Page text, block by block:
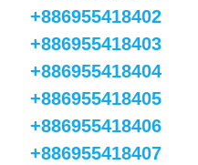
+886955418402
+886955418403
+886955418404
+886955418405
+886955418406
+886955418407